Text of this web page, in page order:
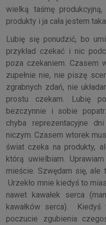
wielką taśmę
produkty i ja cała jestem
Lubię się ponudzić, bo
przykład czekać i nic
poza czekaniem. Czasem
zupełnie nie, nie piszę
zgrabnych zdań, nie
prostu czekam. Lubię
bezczynnie i sobie
chyba reprezentacyjne
niczym. Czasem wtorek
świat czeka na produkty,
którą uwielbiam.
mieście. Szwędam się, ale
Urzekło mnie kiedyś to
nawet kawałek serca
kawałków serca).
poczucie zgubienia